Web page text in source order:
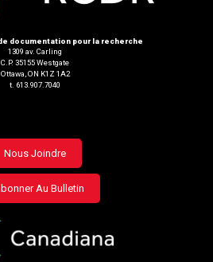
documentation pour la recherche
1309 av. Carling
C.P. 35155 Westgate
Ottawa, ON K1Z 1A2
t. 613.907.7040
Nous Joindre
Au Bulletin